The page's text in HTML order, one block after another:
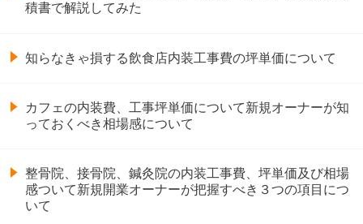
積書で解説してみた
知らなきゃ損する飲食店内装工事費の坪単価について
カフェの内装費、工事坪単価について新規オーナーが知
っておくべき相場感について
整骨院、接骨院、鍼灸院の内装工事費、坪単価及び相場
感ついて新規開業オーナーが把握すべき３つの項目につ
いて